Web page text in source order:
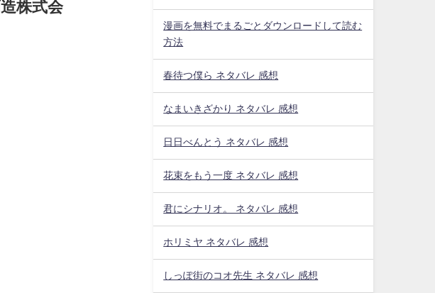
株式会
漫画を無料でまるごとダウンロードして読む
方法
春待つ僕ら ネタバレ 感想
なまいきざかり ネタバレ 感想
日日べんとう ネタバレ 感想
花束をもう一度 ネタバレ 感想
君にシナリオ。 ネタバレ 感想
ホリミヤ ネタバレ 感想
しっぽ街のコオ先生 ネタバレ 感想